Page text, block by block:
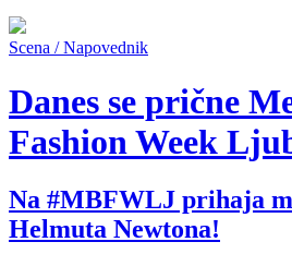
Scena / Napovednik
Danes se prične
Fashion Week
Na #MBFWLJ prihaja
Helmuta Newtona!